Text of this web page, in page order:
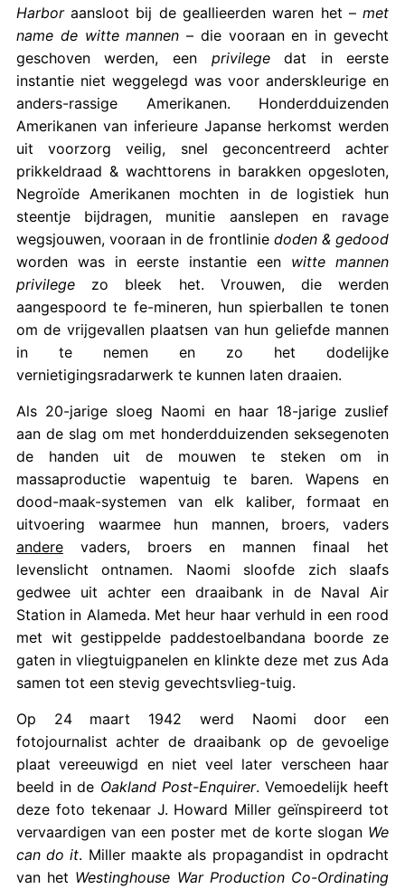
Harboraansloot bij de geallieerden waren het –met
name de witte mannen – die vooraan en in gevecht
geschoven werden, een privilegedat in eerste
instantie niet weggelegd was voor anderskleurige en
anders-rassige Amerikanen. Honderdduizenden
Amerikanen van inferieure Japanse herkomst werden
uit voorzorg veilig, snel geconcentreerd achter
prikkeldraad & wachttorens in barakken opgesloten,
Negroïde Amerikanen mochten in de logistiek hun
steentje bijdragen, munitie aanslepen en ravage
wegsjouwen, vooraan in de frontlinie doden & gedood
worden was in eerste instantie een witte mannen
privilegezo bleek het. Vrouwen, die werden
aangespoord te fe-mineren, hun spierballen te tonen
om de vrijgevallen plaatsen van hun geliefde mannen
in te nemen en zo het dodelijke
vernietigingsradarwerk te kunnen laten draaien.
Als 20-jarige sloeg Naomi en haar 18-jarige zuslief
aan de slag om met honderdduizenden seksegenoten
de handen uit de mouwen te steken om in
massaproductie wapentuig te baren. Wapens en
dood-maak-systemen van elk kaliber, formaat en
uitvoering waarmee hun mannen, broers, vaders
anderevaders, broers en mannen finaal het
levenslicht ontnamen. Naomi sloofde zich slaafs
gedwee uit achter een draaibank in de Naval Air
Station in Alameda. Met heur haar verhuld in een rood
met wit gestippelde paddestoelbandana boorde ze
gaten in vliegtuigpanelen en klinkte deze met zus Ada
samen tot een stevig gevechtsvlieg-tuig.
Op 24 maart 1942 werd Naomi door een
fotojournalist achter de draaibank op de gevoelige
plaat vereeuwigd en niet veel later verscheen haar
beeld in de Oakland Post-Enquirer. Vemoedelijk heeft
deze foto tekenaar J. Howard Miller geïnspireerd tot
vervaardigen van een poster met de korte slogan We
can do it. Miller maakte als propagandist in opdracht
van het Westinghouse War Production Co-Ordinating